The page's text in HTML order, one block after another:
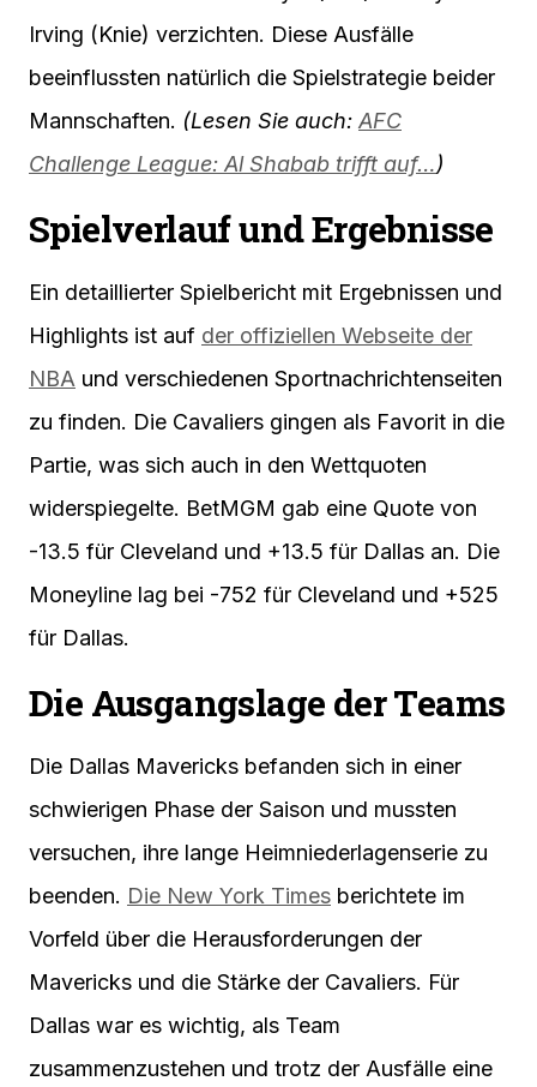
Irving (Knie) verzichten. Diese Ausfälle
beeinflussten natürlich die Spielstrategie beider
Mannschaften. (Lesen Sie auch: AFC
Challenge League: Al Shabab trifft auf…)
Spielverlauf und Ergebnisse
Ein detaillierter Spielbericht mit Ergebnissen und
Highlights ist auf der offiziellen Webseite der
NBA und verschiedenen Sportnachrichtenseiten
zu finden. Die Cavaliers gingen als Favorit in die
Partie, was sich auch in den Wettquoten
widerspiegelte. BetMGM gab eine Quote von
-13.5 für Cleveland und +13.5 für Dallas an. Die
Moneyline lag bei -752 für Cleveland und +525
für Dallas.
Die Ausgangslage der Teams
Die Dallas Mavericks befanden sich in einer
schwierigen Phase der Saison und mussten
versuchen, ihre lange Heimniederlagenserie zu
beenden. Die New York Times berichtete im
Vorfeld über die Herausforderungen der
Mavericks und die Stärke der Cavaliers. Für
Dallas war es wichtig, als Team
zusammenzustehen und trotz der Ausfälle eine